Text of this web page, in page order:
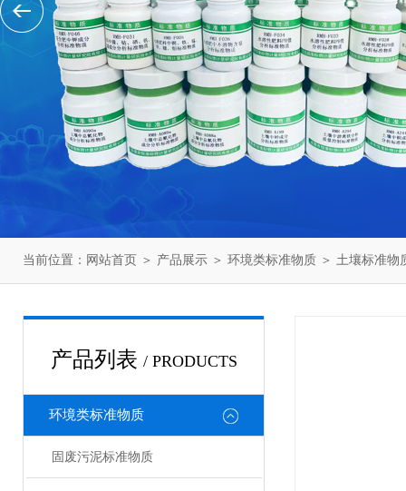
当前位置： 网站首页 ＞ 产品展示 ＞ 环境类标准物质 ＞ 土壤标准物
产品列表 / PRODUCTS
环境类标准物质
固废污泥标准物质